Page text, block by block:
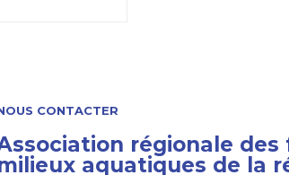
CONTACTER
régionale
aquatiques de la